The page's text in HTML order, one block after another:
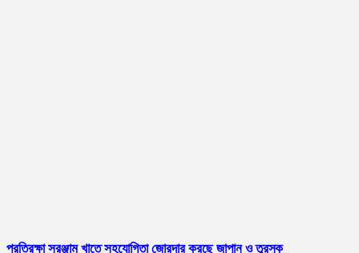
প্রতিরক্ষা সরঞ্জাম খাতে সহযোগিতা জোরদার করছে জাপান ও তুরস্ক